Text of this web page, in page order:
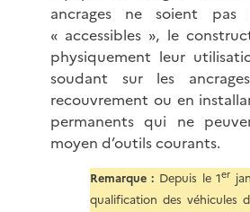
ancrages ne soient pas
« accessibles », le
physiquement leur
soudant sur les
recouvrement ou en
permanents qui ne
moyen d’outils courants.
Remarque : Depuis le 1er
qualification des véhicules